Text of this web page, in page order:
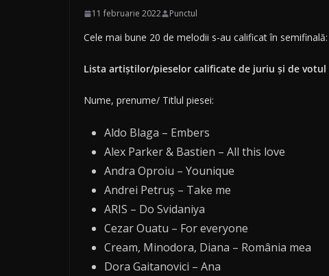
11 februarie 2022 Punctul
Cele mai bune 20 de melodii s-au calificat în
Lista artiștilor/pieselor calificate de juriu și de
Nume, prenume/ Titlul piesei:
Aldo Blaga – Embers
Alex Parker & Bastien – All this love
Andra Oproiu – Younique
Andrei Petruş – Take me
ARIS – Do Svidaniya
Cezar Ouatu – For everyone
Cream, Minodora, Diana – România mea
Dora Gaitanovici – Ana